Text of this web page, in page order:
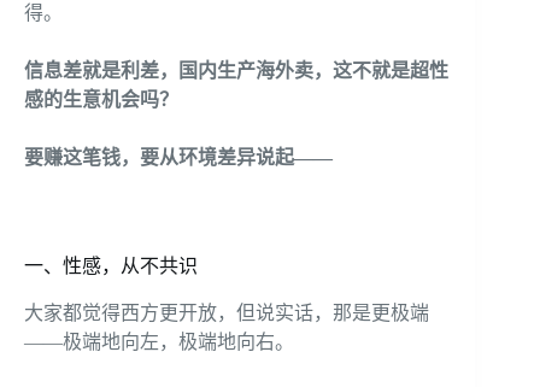
得。
信息差就是利差，国内生产海外卖，这不就是超性
感的生意机会吗？
要赚这笔钱，要从环境差异说起——
一、性感，从不共识
大家都觉得西方更开放，但说实话，那是更极端
——极端地向左，极端地向右。